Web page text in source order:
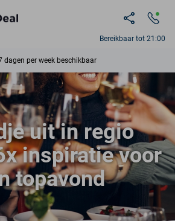
Bereikbaar tot 21:00
dagen per week beschikbaar
10+ miljoen leden
Ontdek 15.000+ deals
uit in regio
inspiratie voor
topavond